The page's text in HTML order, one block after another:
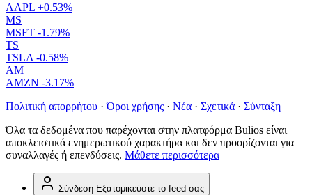
AAPL +0.53%
MS
MSFT -1.79%
TS
TSLA -0.58%
AM
AMZN -3.17%
Πολιτική απορρήτου · Όροι χρήσης · Νέα · Σχετικά · Σύνταξη
Όλα τα δεδομένα που παρέχονται στην πλατφόρμα Bulios είναι
αποκλειστικά ενημερωτικού χαρακτήρα και δεν προορίζονται για
συναλλαγές ή επενδύσεις. Μάθετε περισσότερα
Σύνδεση Εξατομικεύστε το feed σας